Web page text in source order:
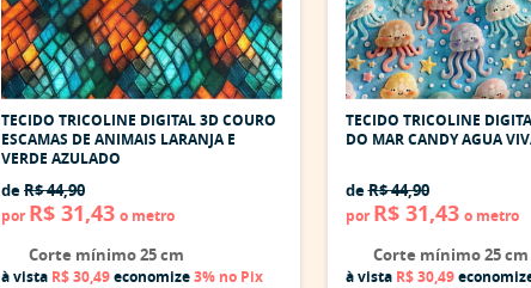
TECIDO TRICOLINE DIGITAL 3D COURO
ESCAMAS DE ANIMAIS LARANJA E
VERDE AZULADO
deR$ 44,90
por R$ 31,43 o metro
Corte mínimo 25 cm
à vista R$ 30,49economize3% no Pix
TECIDO TRICOLINE
DO MAR CANDY AGUA
deR$ 44,90
por R$ 31,43 o metro
Corte mínimo 25 cm
à vista R$ 30,49